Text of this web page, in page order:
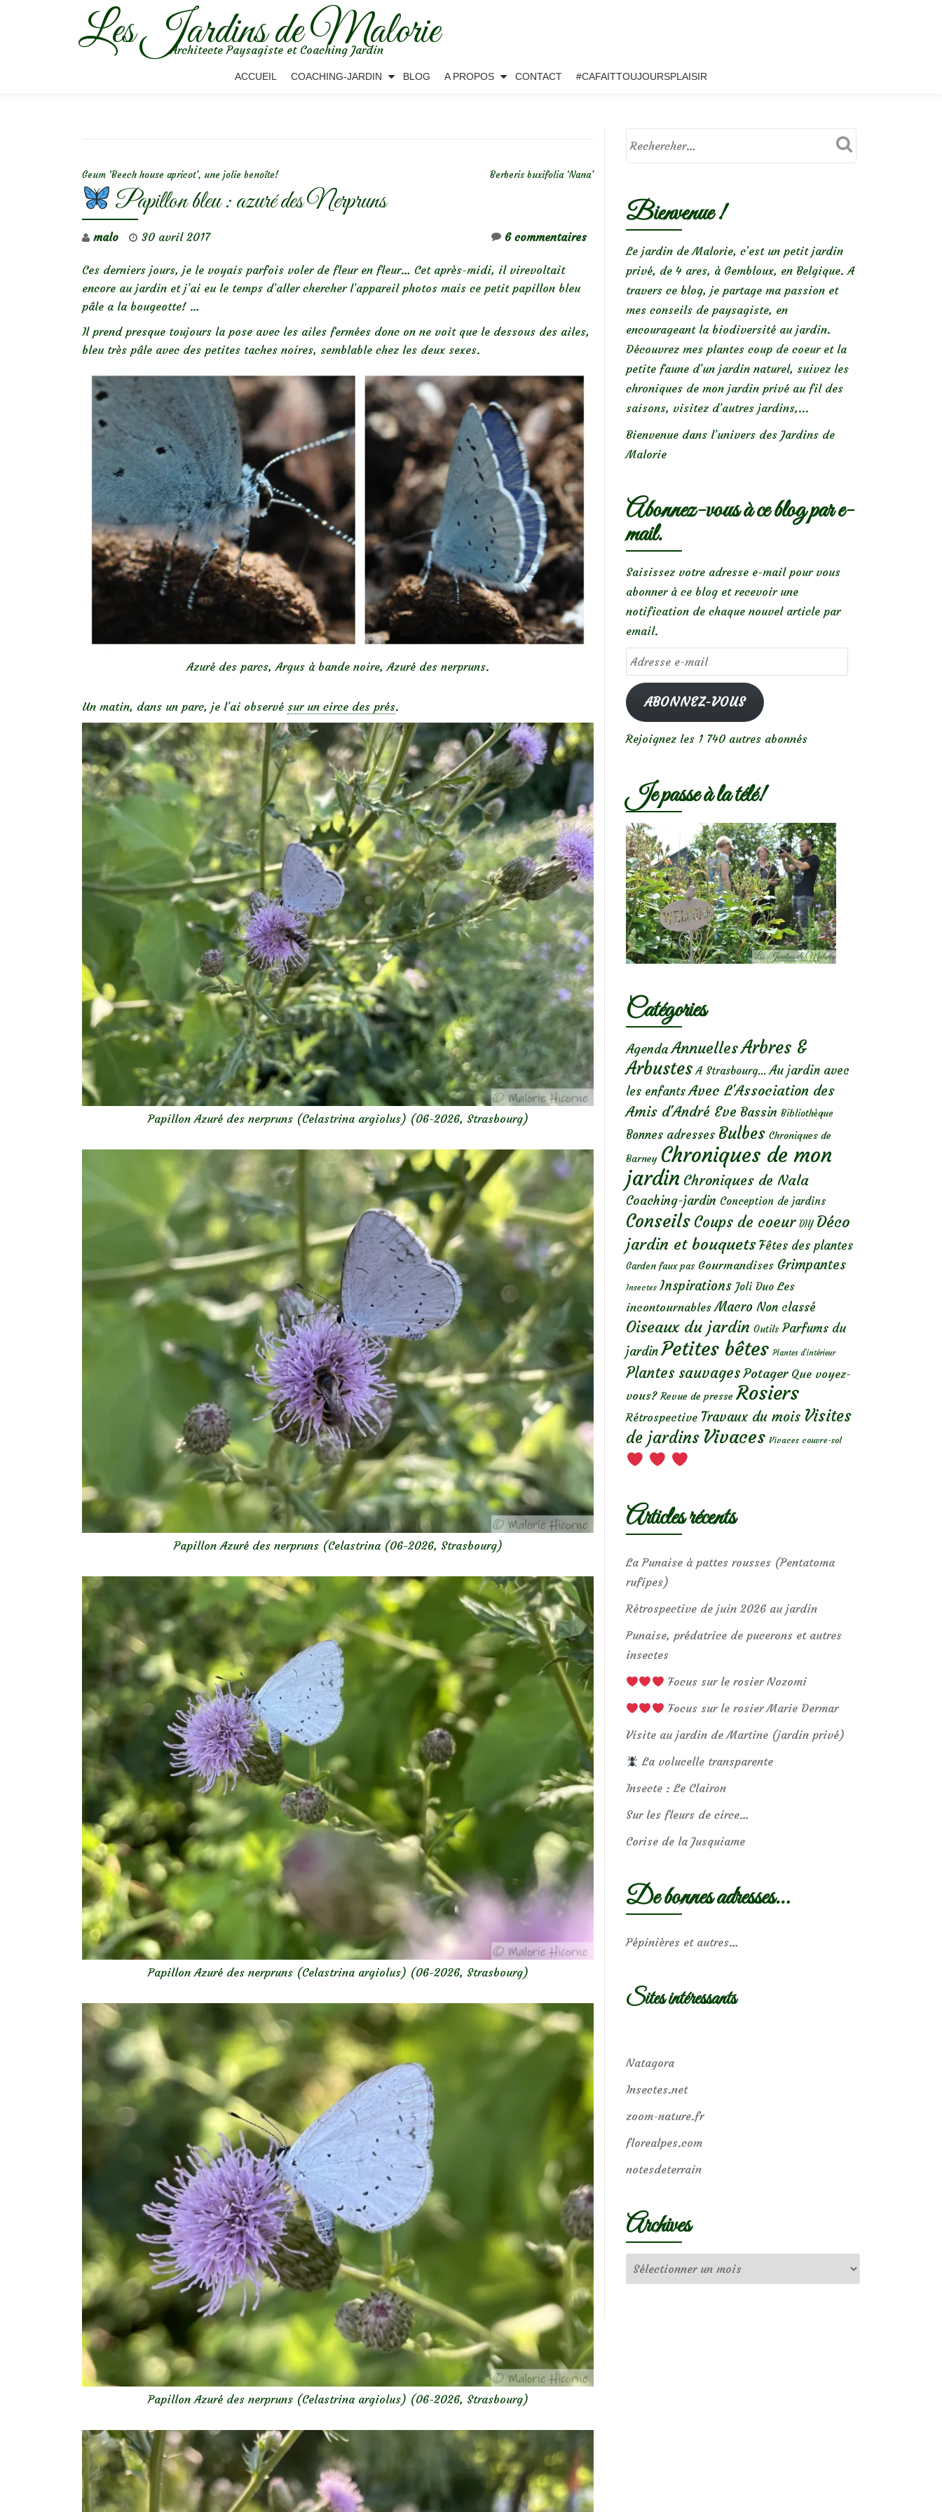
Les Jardins de Malorie
Architecte Paysagiste et Coaching Jardin
ACCUEIL COACHING-JARDIN BLOG A PROPOS CONTACT #CAFAITTOUJOURSPLAISIR
Geum ‘Beech house apricot’, une jolie benoîte! Berberis buxifolia ‘Nana’
Papillon bleu : azuré des Nerpruns
malo 30 avril 2017 6 commentaires
Ces derniers jours, je le voyais parfois voler de fleur en fleur… Cet après-midi, il virevoltait
encore au jardin et j’ai eu le temps d’aller chercher l’appareil photos mais ce petit papillon bleu
pâle a la bougeotte! …
Il prend presque toujours la pose avec les ailes fermées donc on ne voit que le dessous des ailes,
bleu très pâle avec des petites taches noires, semblable chez les deux sexes.
Azuré des parcs, Argus à bande noire, Azuré des nerpruns.
Un matin, dans un parc, je l’ai observé sur un circe des prés.
Papillon Azuré des nerpruns (Celastrina argiolus) (06-2026, Strasbourg)
Papillon Azuré des nerpruns (Celastrina (06-2026, Strasbourg)
Papillon Azuré des nerpruns (Celastrina argiolus) (06-2026, Strasbourg)
Papillon Azuré des nerpruns (Celastrina argiolus) (06-2026, Strasbourg)
Bienvenue !
Le jardin de Malorie, c'est un petit jardin
privé, de 4 ares, à Gembloux, en Belgique. A
travers ce blog, je partage ma passion et
mes conseils de paysagiste, en
encourageant la biodiversité au jardin.
Découvrez mes plantes coup de coeur et la
petite faune d’un jardin naturel, suivez les
chroniques de mon jardin privé au fil des
saisons, visitez d’autres jardins,...
Bienvenue dans l’univers des Jardins de
Malorie
Abonnez-vous à ce blog par e-
mail.
Saisissez votre adresse e-mail pour vous
abonner à ce blog et recevoir une
notification de chaque nouvel article par
email.
Adresse
e-
mailABONNEZ-VOUS
Rejoignez les 1 740 autres abonnés
Je passe à la télé!
Catégories
Agenda AnnuellesArbres &
Arbustes A Strasbourg... Au jardin avec
les enfants Avec L'Association des
Amis d'André Eve Bassin Bibliothèque
Bonnes adresses Bulbes Chroniques de
Barney Chroniques de mon
jardin Chroniques de Nala
Coaching-jardin Conception de jardins
Conseils Coups de coeur DIY Déco
jardin et bouquets Fêtes des plantes
Garden faux pas Gourmandises Grimpantes
Insectes Inspirations Joli Duo Les
incontournables Macro Non classé
Oiseaux du jardin Outils Parfums du
jardin Petites bêtes Plantes d’intérieur
Plantes sauvages Potager Que voyez-
vous? Revue de presse Rosiers
Rétrospective Travaux du mois Visites
de jardins Vivaces Vivaces couvre-sol
Articles récents
La Punaise à pattes rousses (Pentatoma
rufipes)
Rétrospective de juin 2026 au jardin
Punaise, prédatrice de pucerons et autres
insectes
Focus sur le rosier Nozomi
Focus sur le rosier Marie Dermar
Visite au jardin de Martine (jardin privé)
La volucelle transparente
Insecte : Le Clairon
Sur les fleurs de circe…
Corise de la Jusquiame
De bonnes adresses…
Pépinières et autres…
Sites intéressants
Natagora
Insectes.net
zoom-nature.fr
florealpes.com
notesdeterrain
Archives
Archives